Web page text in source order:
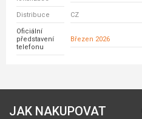
Distribuce CZ
Oficiální
představení
telefonu
Březen 2026
JAK NAKUPOVAT